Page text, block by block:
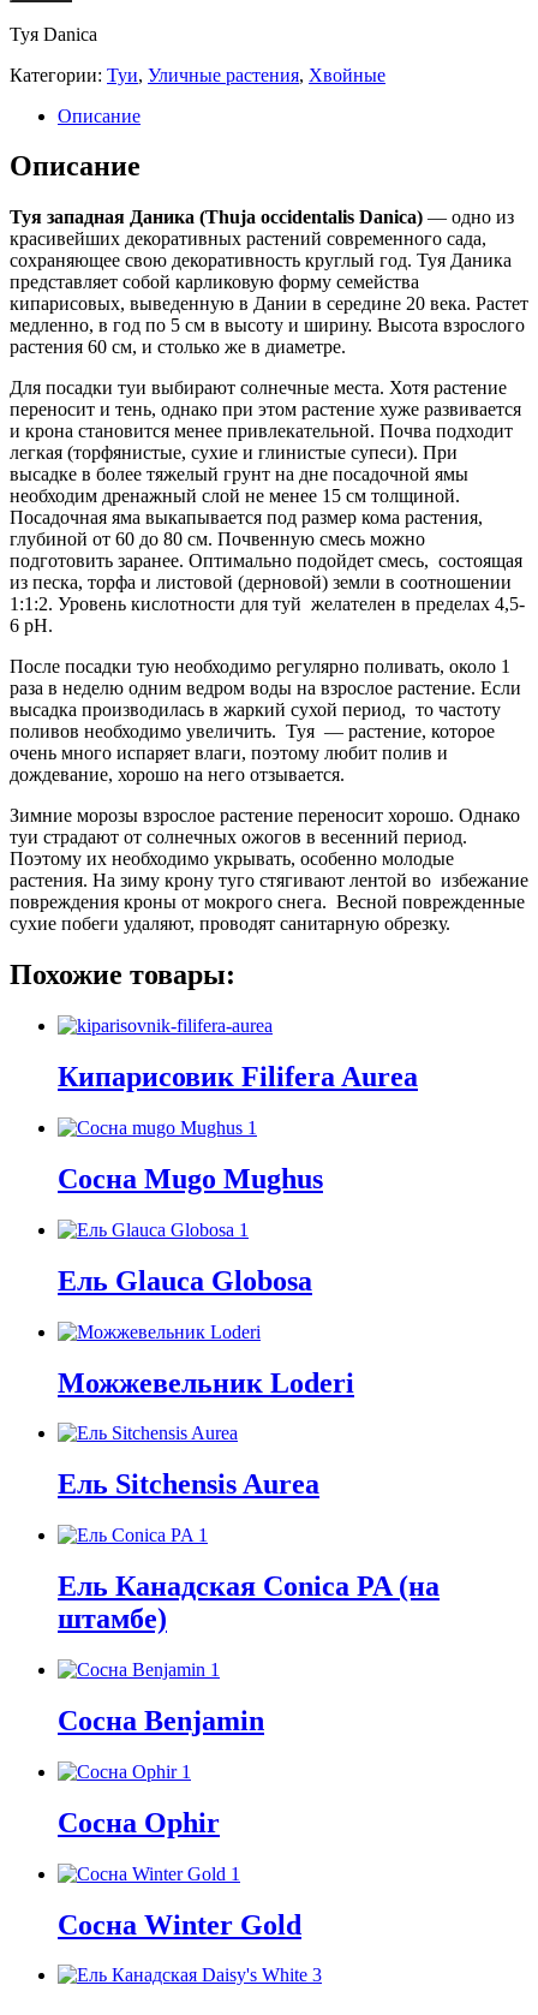
Туя Danica
Категории: Туи, Уличные растения, Хвойные
Описание
Описание
Туя западная Даника (Thuja occidentalis Danica) — одно из
красивейших декоративных растений современного сада,
сохраняющее свою декоративность круглый год. Туя Даника
представляет собой карликовую форму семейства
кипарисовых, выведенную в Дании в середине 20 века. Растет
медленно, в год по 5 см в высоту и ширину. Высота взрослого
растения 60 см, и столько же в диаметре.
Для посадки туи выбирают солнечные места. Хотя растение
переносит и тень, однако при этом растение хуже развивается
и крона становится менее привлекательной. Почва подходит
легкая (торфянистые, сухие и глинистые супеси). При
высадке в более тяжелый грунт на дне посадочной ямы
необходим дренажный слой не менее 15 см толщиной.
Посадочная яма выкапывается под размер кома растения,
глубиной от 60 до 80 см. Почвенную смесь можно
подготовить заранее. Оптимально подойдет смесь, состоящая
из песка, торфа и листовой (дерновой) земли в соотношении
1:1:2. Уровень кислотности для туй желателен в пределах 4,5-
6 pH.
После посадки тую необходимо регулярно поливать, около 1
раза в неделю одним ведром воды на взрослое растение. Если
высадка производилась в жаркий сухой период, то частоту
поливов необходимо увеличить. Туя — растение, которое
очень много испаряет влаги, поэтому любит полив и
дождевание, хорошо на него отзывается.
Зимние морозы взрослое растение переносит хорошо. Однако
туи страдают от солнечных ожогов в весенний период.
Поэтому их необходимо укрывать, особенно молодые
растения. На зиму крону туго стягивают лентой во избежание
повреждения кроны от мокрого снега. Весной поврежденные
сухие побеги удаляют, проводят санитарную обрезку.
Похожие товары:
Кипарисовик Filifera Aurea
Сосна Mugo Mughus
Ель Glauca Globosa
Можжевельник Loderi
Ель Sitchensis Aurea
Ель Канадская Conica PA (на
штамбе)
Сосна Benjamin
Сосна Ophir
Сосна Winter Gold